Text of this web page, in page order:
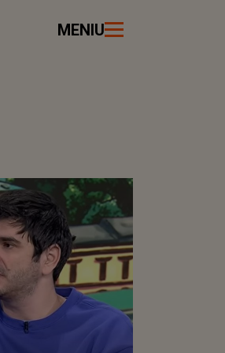
MENIU